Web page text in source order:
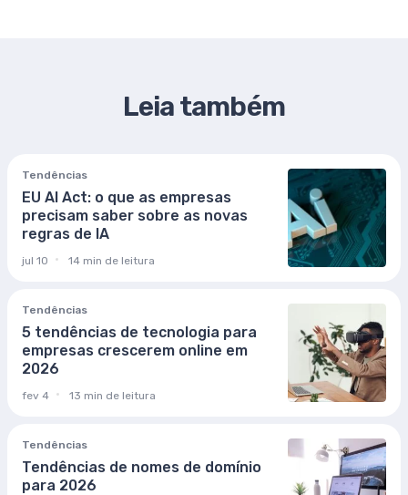
Leia também
Tendências
EU AI Act: o que as empresas
precisam saber sobre as novas
regras de IA
jul 10 14 min de leitura
Tendências
5 tendências de tecnologia para
empresas crescerem online em
2026
fev 4 13 min de leitura
Tendências
Tendências de nomes de domínio
para 2026